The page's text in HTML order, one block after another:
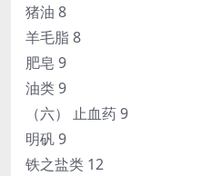
猪油 8
羊毛脂 8
肥皂 9
油类 9
（六） 止血药 9
明矾 9
铁之盐类 12